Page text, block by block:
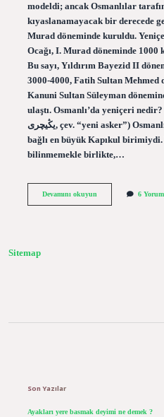
modeldi; ancak Osmanlılar
kıyaslanamayacak bir derecede
Murad döneminde kuruldu.
Ocağı, I. Murad döneminde
Bu sayı, Yıldırım Bayezid II
3000-4000, Fatih Sultan Mehmed
Kanuni Sultan Süleyman
ulaştı. Osmanlı’da yeniçeri
یڭیچری, çev. “yeni asker”) Osmanlı İmparatorluğu’nda Sultan’a
bağlı en büyük Kapıkul
bilinmemekle birlikte,…
Devamını okuyunYeniçeri
6 Yorum
Sitemap
Son Yazılar
Ayakları yere basmak deyimi ne demek ?